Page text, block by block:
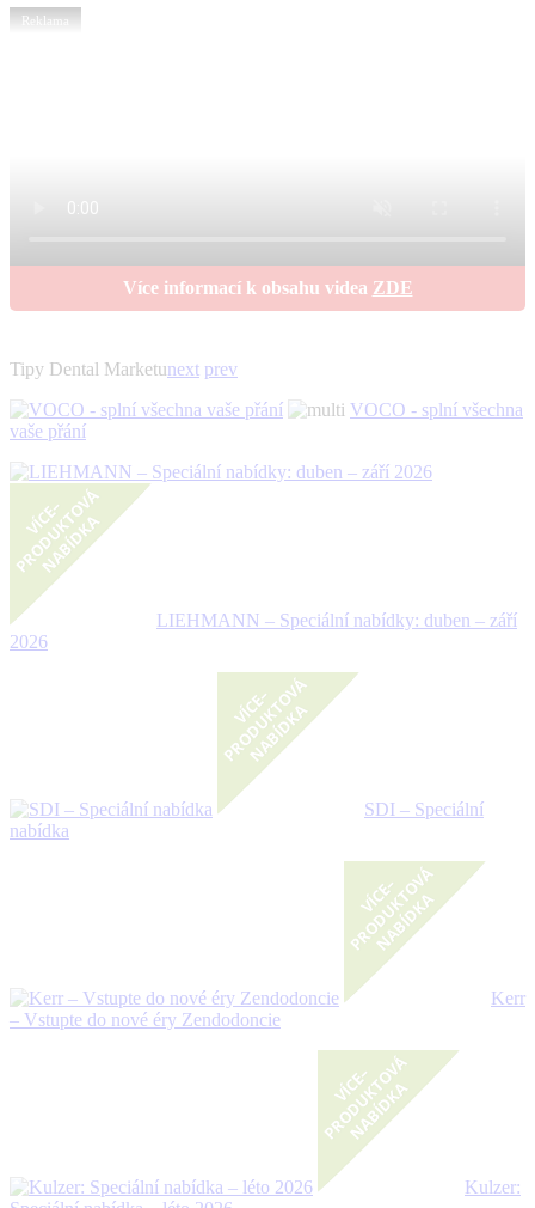
Více informací k obsahu videa ZDE
Reklama
Tipy Dental Marketunext prev
VOCO - splní všechna
vaše přání
LIEHMANN – Speciální nabídky: duben – září
2026
SDI – Speciální
nabídka
Kerr
– Vstupte do nové éry Zendodoncie
Kulzer: